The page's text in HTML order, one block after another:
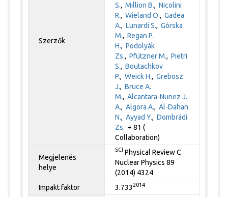
Szerzők
S.,Million B.,Nicolini
R.,Wieland O.,Gadea
A.,Lunardi S.,Górska
M.,Regan P.
H.,Podolyák
Zs.,Pfützner M.,Pietri
S.,Boutachkov
P.,Weick H.,Grebosz
J.,Bruce A.
M.,Alcantara-Nunez J.
A.,Algora A.,Al-Dahan
N.,Ayyad Y.,Dombrádi
Zs. + 81 (
Collaboration)
Megjelenés
helye
SCI Physical Review C
Nuclear Physics 89
(2014) 4324
Impakt faktor
3.733 2014